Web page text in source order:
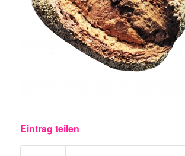
Eintrag teilen